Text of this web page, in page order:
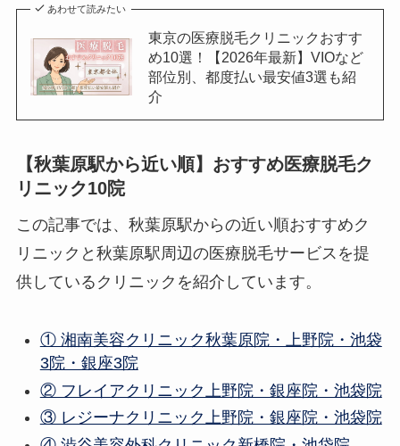
あわせて読みたい
東京の医療脱毛クリニックおすす
め10選！【2026年最新】VIOなど
部位別、都度払い最安値3選も紹
介
【秋葉原駅から近い順】おすすめ医療脱毛ク
リニック10院
この記事では、秋葉原駅からの近い順おすすめク
リニックと秋葉原駅周辺の医療脱毛サービスを提
供しているクリニックを紹介しています。
① 湘南美容クリニック秋葉原院・上野院・池袋
3院・銀座3院
② フレイアクリニック上野院・銀座院・池袋院
③ レジーナクリニック上野院・銀座院・池袋院